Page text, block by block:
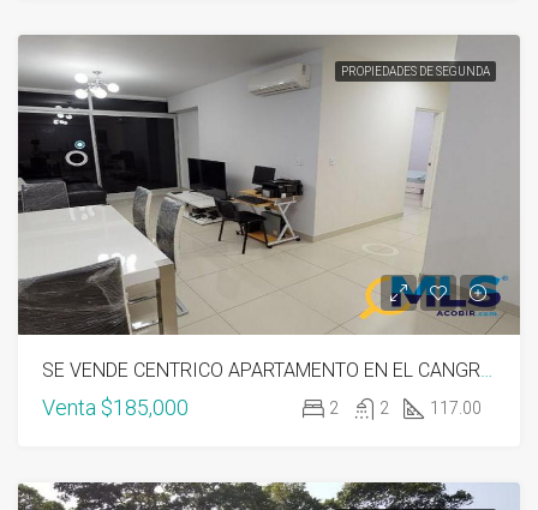
PROPIEDADES DE SEGUNDA
SE VENDE CENTRICO APARTAMENTO EN EL CANGREJO
Venta $185,000 2 2 117.00